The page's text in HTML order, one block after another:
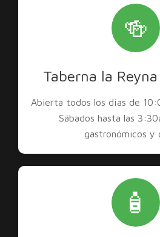
🍻
Taberna la
Abierta todos los días de
Sábados hasta las
gastronómicos y
🧴